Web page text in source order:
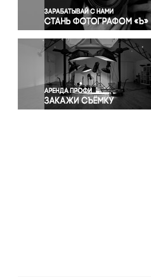
Происшествия и конфликты
Религия
Светская жизнь
Спорт
Экология
Экономика и бизнес